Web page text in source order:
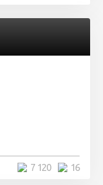
16
7 120